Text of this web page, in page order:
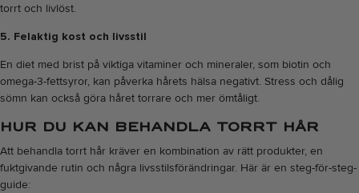
torrt och livlöst.
5. Felaktig kost och livsstil
En diet med brist på viktiga vitaminer och mineraler, som biotin och
omega-3-fettsyror, kan påverka hårets hälsa negativt. Stress och dålig
sömn kan också göra håret torrare och mer ömtåligt.
HUR DU KAN BEHANDLA TORRT HÅR
Att behandla torrt hår kräver en kombination av rätt produkter, en
fuktgivande rutin och några livsstilsförändringar. Här är en steg-för-steg-
guide: